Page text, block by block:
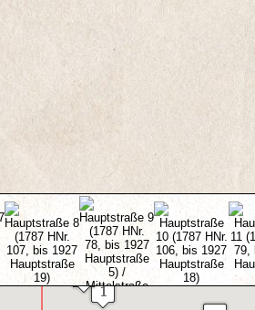
9